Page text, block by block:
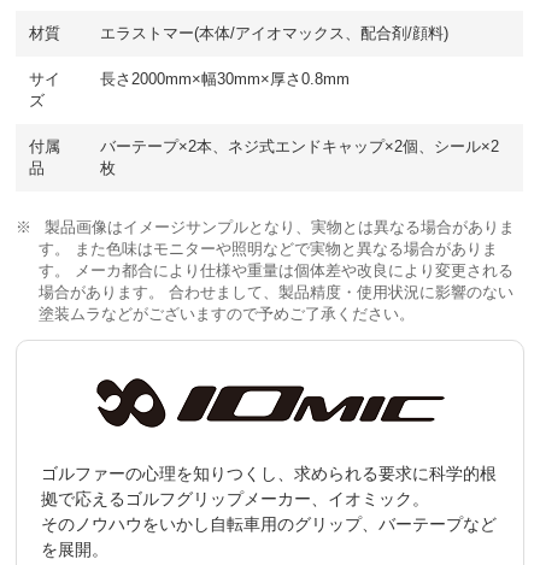
材質 エラストマー(本体/アイオマックス、配合剤/顔料)
サイ
ズ
長さ2000mm×幅30mm×厚さ0.8mm
付属
品
バーテープ×2本、ネジ式エンドキャップ×2個、シール×2
枚
製品画像はイメージサンプルとなり、実物とは異なる場合がありま
す。 また色味はモニターや照明などで実物と異なる場合がありま
す。 メーカ都合により仕様や重量は個体差や改良により変更される
場合があります。 合わせまして、製品精度・使用状況に影響のない
塗装ムラなどがございますので予めご了承ください。
ゴルファーの心理を知りつくし、求められる要求に科学的根
拠で応えるゴルフグリップメーカー、イオミック。
そのノウハウをいかし自転車用のグリップ、バーテープなど
を展開。